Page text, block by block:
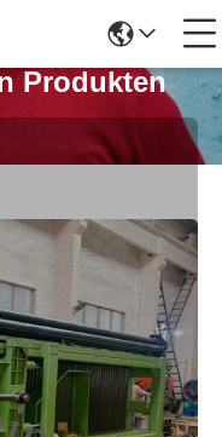
Produkten